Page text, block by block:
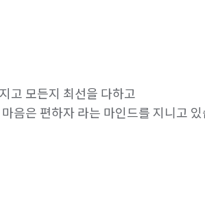
고 모든지 최선을 다하고